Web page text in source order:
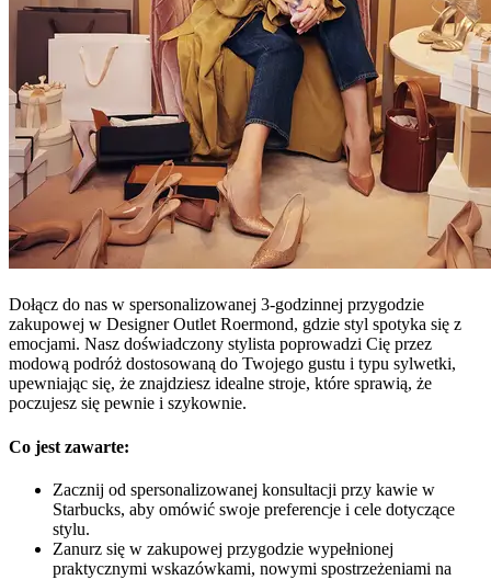
Dołącz do nas w spersonalizowanej 3-godzinnej przygodzie
zakupowej w Designer Outlet Roermond, gdzie styl spotyka się z
emocjami. Nasz doświadczony stylista poprowadzi Cię przez
modową podróż dostosowaną do Twojego gustu i typu sylwetki,
upewniając się, że znajdziesz idealne stroje, które sprawią, że
poczujesz się pewnie i szykownie.
Co jest zawarte:
Zacznij od spersonalizowanej konsultacji przy kawie w
Starbucks, aby omówić swoje preferencje i cele dotyczące
stylu.
Zanurz się w zakupowej przygodzie wypełnionej
praktycznymi wskazówkami, nowymi spostrzeżeniami na